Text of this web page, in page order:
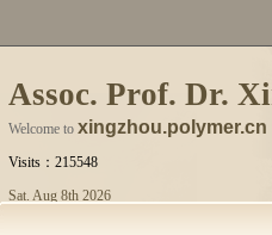
Assoc. Prof. Dr.
Welcome to xingzhou.polymer.cn
Visits：215548
Sat. Aug 8th 2026